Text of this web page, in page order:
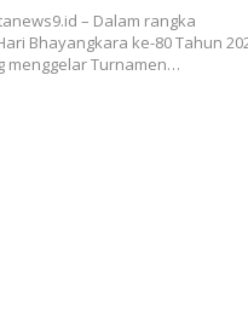
– Dalam rangka
Bhayangkara ke-80 Tahun
menggelar Turnamen…